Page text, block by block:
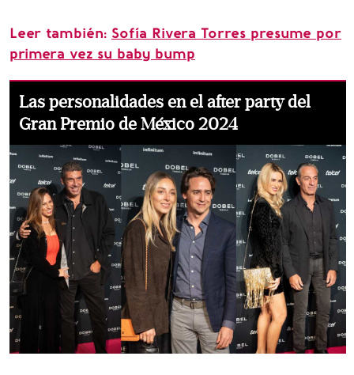
Leer también: Sofía Rivera Torres presume por
primera vez su baby bump
Las personalidades en el after party del
Gran Premio de México 2024